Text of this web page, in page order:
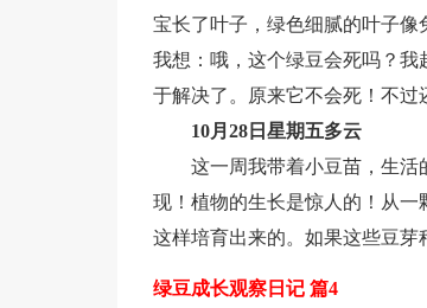
宝长了叶子，绿色细腻的叶子像
我想：哦，这个绿豆会死吗？
于解决了。原来它不会死！不过
10月28日星期五多云
这一周我带着小豆苗，生
现！植物的生长是惊人的！从
这样培育出来的。如果这些豆芽
绿豆成长观察日记 篇4